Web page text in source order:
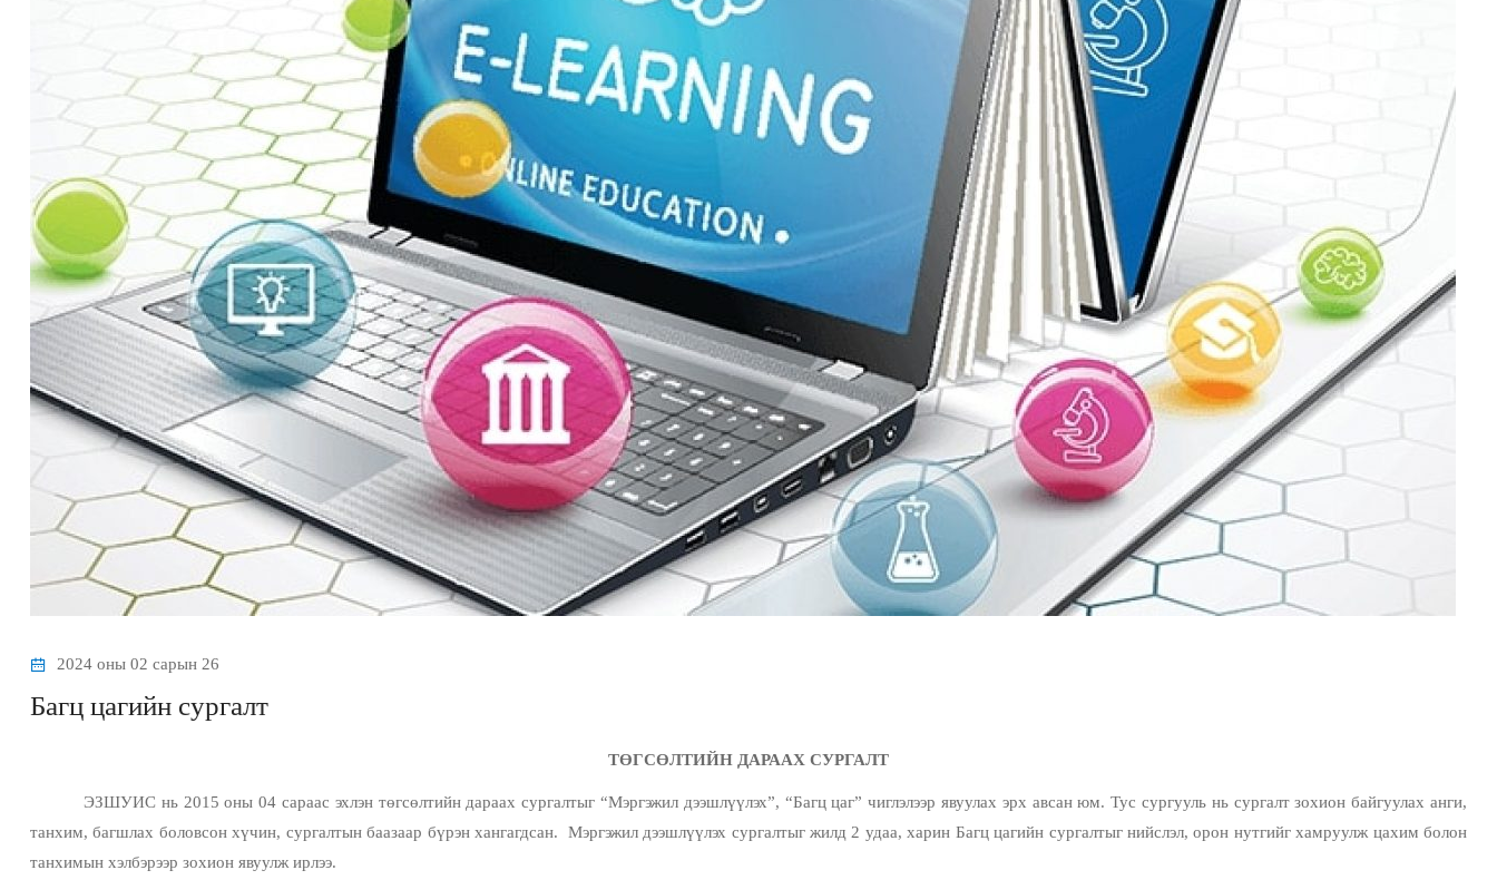
2024 оны 02 сарын 26
Багц цагийн сургалт
ТӨГСӨЛТИЙН ДАРААХ СУРГАЛТ
ЭЗШУИС нь 2015 оны 04 сараас эхлэн төгсөлтийн дараах сургалтыг “Мэргэжил дээшлүүлэх”, “Багц цаг” чиглэлээр явуулах эрх авсан юм. Тус сургууль нь сургалт зохион байгуулах анги,
танхим, багшлах боловсон хүчин, сургалтын баазаар бүрэн хангагдсан. Мэргэжил дээшлүүлэх сургалтыг жилд 2 удаа, харин Багц цагийн сургалтыг нийслэл, орон нутгийг хамруулж цахим болон
танхимын хэлбэрээр зохион явуулж ирлээ.